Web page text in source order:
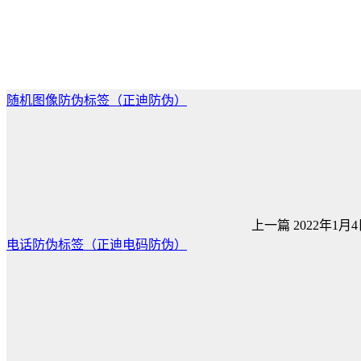
随机图像防伪标签（正迪防伪）
上一篇 2022年1月
电话防伪标签（正迪电码防伪）